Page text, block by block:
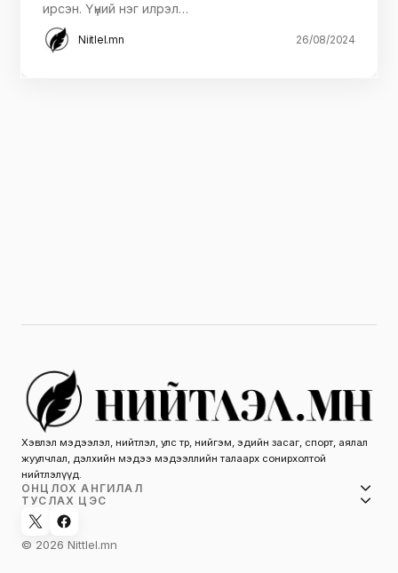
ирсэн. Үүний нэг илрэл…
Niitlel.mn 26/08/2024
Хэвлэл мэдээлэл, нийтлэл, улс төр, нийгэм, эдийн засаг, спорт, аялал
жуулчлал, дэлхийн мэдээ мэдээллийн талаарх сонирхолтой
нийтлэлүүд.
ОНЦЛОХ АНГИЛАЛ
ТУСЛАХ ЦЭС
© 2026 Nittlel.mn